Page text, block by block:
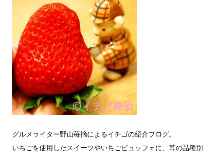
グルメライター野山苺摘によるイチゴの紹介ブログ。
いちごを使用したスイーツやいちごビュッフェに、苺の品種別